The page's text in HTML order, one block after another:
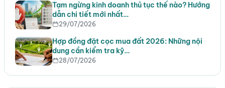
Tạm ngừng kinh doanh thủ tục thế nào? Hướng
dẫn chi tiết mới nhất…
29/07/2026
Hợp đồng đặt cọc mua đất 2026: Những nội
dung cần kiểm tra kỹ…
28/07/2026